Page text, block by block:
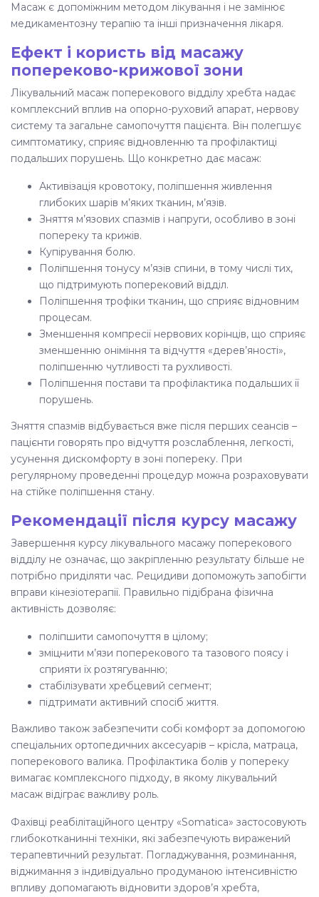
Масаж є допоміжним методом лікування і не замінює
медикаментозну терапію та інші призначення лікаря.
Ефект і користь від масажу
попереково-крижової зони
Лікувальний масаж поперекового відділу хребта надає
комплексний вплив на опорно-руховий апарат, нервову
систему та загальне самопочуття пацієнта. Він полегшує
симптоматику, сприяє відновленню та профілактиці
подальших порушень. Що конкретно дає масаж:
Активізація кровотоку, поліпшення живлення
глибоких шарів м’яких тканин, м’язів.
Зняття м’язових спазмів і напруги, особливо в зоні
попереку та крижів.
Купірування болю.
Поліпшення тонусу м’язів спини, в тому числі тих,
що підтримують поперековий відділ.
Поліпшення трофіки тканин, що сприяє відновним
процесам.
Зменшення компресії нервових корінців, що сприяє
зменшенню оніміння та відчуття «дерев’яності»,
поліпшенню чутливості та рухливості.
Поліпшення постави та профілактика подальших її
порушень.
Зняття спазмів відбувається вже після перших сеансів –
пацієнти говорять про відчуття розслаблення, легкості,
усунення дискомфорту в зоні попереку. При
регулярному проведенні процедур можна розраховувати
на стійке поліпшення стану.
Рекомендації після курсу масажу
Завершення курсу лікувального масажу поперекового
відділу не означає, що закріпленню результату більше не
потрібно приділяти час. Рецидиви допоможуть запобігти
вправи кінезіотерапії. Правильно підібрана фізична
активність дозволяє:
поліпшити самопочуття в цілому;
зміцнити м’язи поперекового та тазового поясу і
сприяти їх розтягуванню;
стабілізувати хребцевий сегмент;
підтримати активний спосіб життя.
Важливо також забезпечити собі комфорт за допомогою
спеціальних ортопедичних аксесуарів – крісла, матраца,
поперекового валика. Профілактика болів у попереку
вимагає комплексного підходу, в якому лікувальний
масаж відіграє важливу роль.
Фахівці реабілітаційного центру «Somatica» застосовують
глибокотканинні техніки, які забезпечують виражений
терапевтичний результат. Погладжування, розминання,
віджимання з індивідуально продуманою інтенсивністю
впливу допомагають відновити здоров’я хребта,